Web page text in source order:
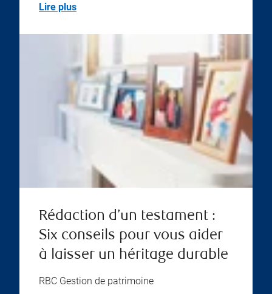
Lire plus
Rédaction d’un testament :
Six conseils pour vous aider
à laisser un héritage durable
RBC Gestion de patrimoine